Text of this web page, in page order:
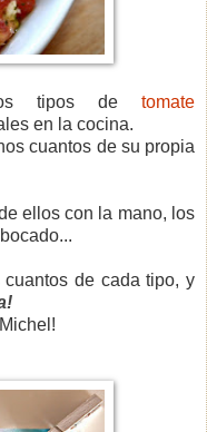
tipos de tomate
en la cocina.
cuantos de su propia
ellos con la mano, los
de cada tipo, y